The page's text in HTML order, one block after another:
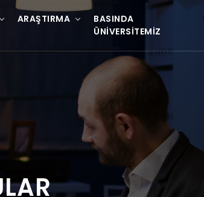
ARAŞTIRMA
BASINDA
ÜNIVERSITEMIZ